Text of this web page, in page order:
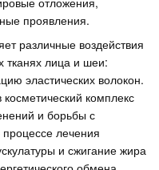
проявления.
различные воздействия
тканях лица и шеи:
эластических волокон.
комплекс
и борьбы с
лечения
и сжигание жира